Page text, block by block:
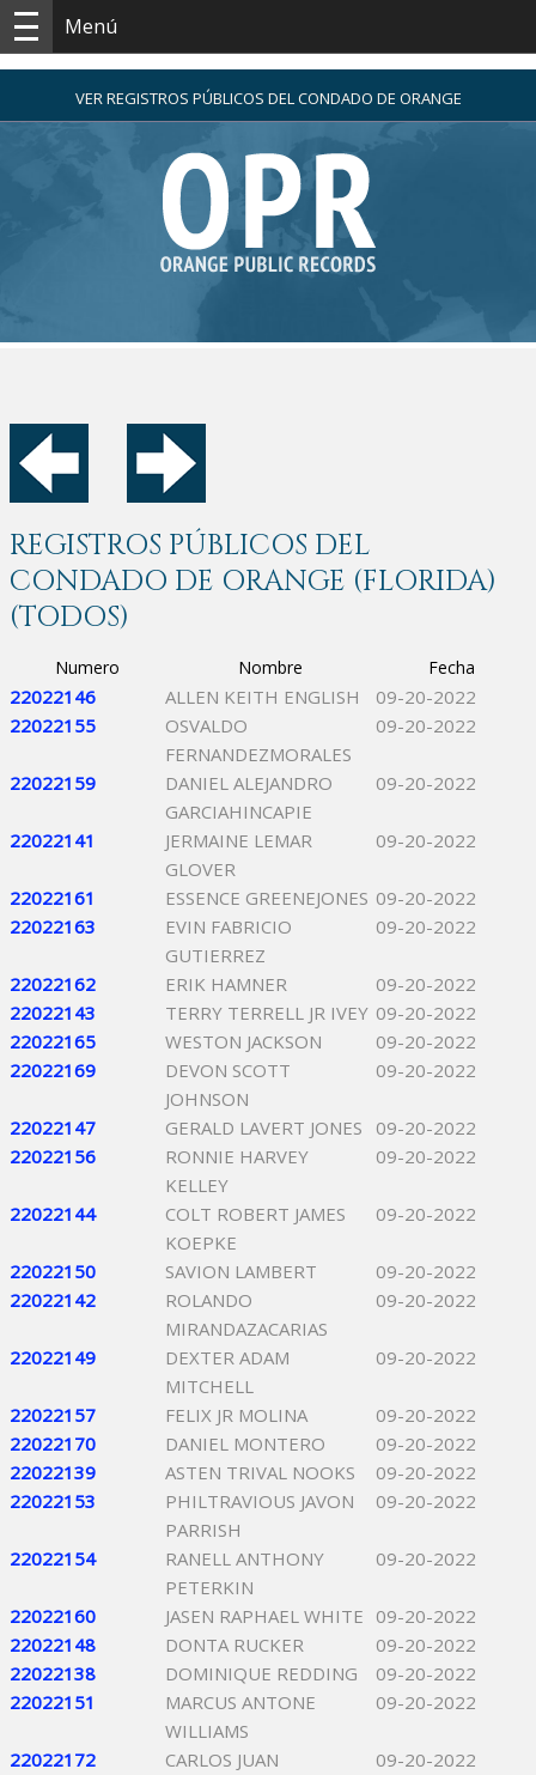
Menú
VER REGISTROS PÚBLICOS DEL CONDADO DE ORANGE
REGISTROS PÚBLICOS DEL
CONDADO DE ORANGE (FLORIDA)
(TODOS)
Numero Nombre Fecha
22022146 ALLEN KEITH ENGLISH
09-20-2022
22022155
OSVALDO
FERNANDEZMORALES
09-20-2022
22022159
DANIEL ALEJANDRO
GARCIAHINCAPIE
09-20-2022
22022141
JERMAINE LEMAR
GLOVER
09-20-2022
22022161 ESSENCE GREENEJONES 09-20-2022
22022163
EVIN FABRICIO
GUTIERREZ
09-20-2022
22022162 ERIK HAMNER
09-20-2022
22022143
TERRY TERRELL JR IVEY 09-20-2022
22022165
WESTON JACKSON
09-20-2022
22022169
DEVON SCOTT
JOHNSON
09-20-2022
22022147 GERALD LAVERT JONES
09-20-2022
22022156
RONNIE HARVEY
KELLEY
09-20-2022
22022144
COLT ROBERT JAMES
KOEPKE
09-20-2022
22022150 SAVION LAMBERT
09-20-2022
22022142
ROLANDO
MIRANDAZACARIAS
09-20-2022
22022149
DEXTER ADAM
MITCHELL
09-20-2022
22022157 FELIX JR MOLINA
09-20-2022
22022170
DANIEL MONTERO
09-20-2022
22022139
ASTEN TRIVAL NOOKS
09-20-2022
22022153
PHILTRAVIOUS JAVON
PARRISH
09-20-2022
22022154
RANELL ANTHONY
PETERKIN
09-20-2022
22022160 JASEN RAPHAEL WHITE 09-20-2022
22022148
DONTA RUCKER
09-20-2022
22022138
DOMINIQUE REDDING
09-20-2022
22022151
MARCUS ANTONE
WILLIAMS
09-20-2022
22022172
CARLOS JUAN
09-20-2022